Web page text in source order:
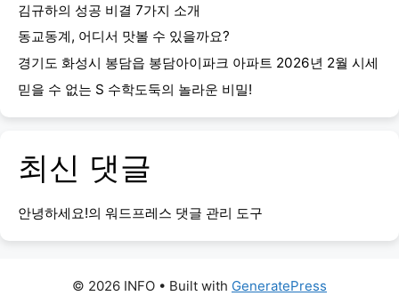
김규하의 성공 비결 7가지 소개
동교동계, 어디서 맛볼 수 있을까요?
경기도 화성시 봉담읍 봉담아이파크 아파트 2026년 2월 시세
믿을 수 없는 S 수학도둑의 놀라운 비밀!
최신 댓글
안녕하세요!의 워드프레스 댓글 관리 도구
© 2026 INFO • Built with GeneratePress